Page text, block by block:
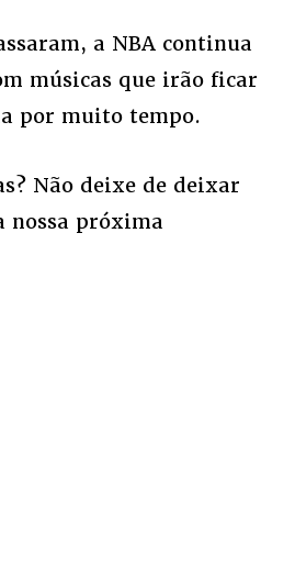
a NBA continua
músicas que irão ficar
por muito tempo.
Não deixe de deixar
nossa próxima